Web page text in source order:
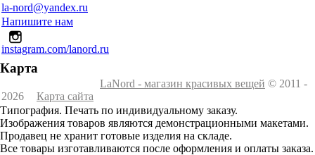
la-nord@yandex.ru
Напишите нам
instagram.com/lanord.ru
Карта
LaNord - магазин красивых вещей © 2011 -
2026
Карта сайта
Типография. Печать по индивидуальному заказу.
Изображения товаров являются демонстрационными макетами.
Продавец не хранит готовые изделия на складе.
Все товары изготавливаются после оформления и оплаты заказа.